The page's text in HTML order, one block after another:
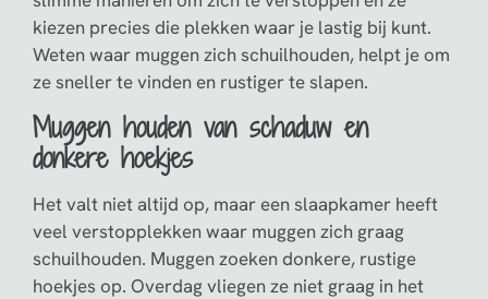
kiezen precies die plekken waar je lastig bij kunt.
Weten waar muggen zich schuilhouden, helpt je om
ze sneller te vinden en rustiger te slapen.
Muggen houden van schaduw en
donkere hoekjes
Het valt niet altijd op, maar een slaapkamer heeft
veel verstopplekken waar muggen zich graag
schuilhouden. Muggen zoeken donkere, rustige
hoekjes op. Overdag vliegen ze niet graag in het